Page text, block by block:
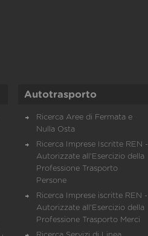
Autotrasporto
Ricerca Aree di Fermata e
Nulla Osta
Ricerca Imprese Iscritte REN -
Autorizzate all'Esercizio della
Professione Trasporto
Persone
Ricerca Imprese iscritte REN -
Autorizzate all'Esercizio della
Professione Trasporto Merci